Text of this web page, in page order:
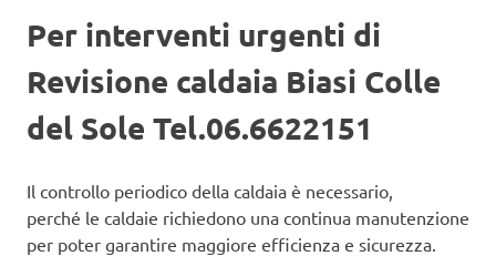
Per interventi urgenti di
Revisione caldaia Biasi Colle
del Sole Tel.06.6622151
Il controllo periodico della caldaia è necessario,
perché le caldaie richiedono una continua manutenzione
per poter garantire maggiore efficienza e sicurezza.